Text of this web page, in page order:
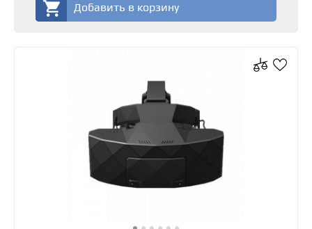
Добавить в корзину